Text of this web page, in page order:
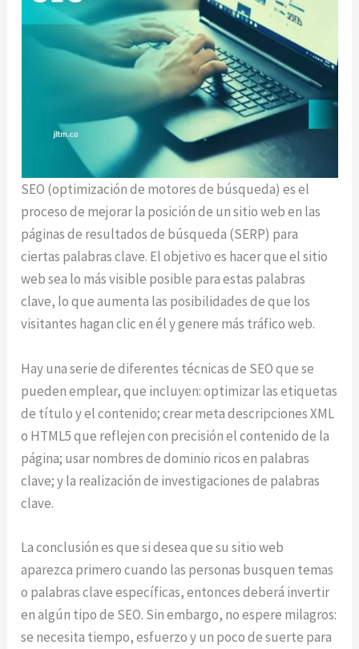
SEO (optimización de motores de búsqueda) es el
proceso de mejorar la posición de un sitio web en las
páginas de resultados de búsqueda (SERP) para
ciertas palabras clave. El objetivo es hacer que el sitio
web sea lo más visible posible para estas palabras
clave, lo que aumenta las posibilidades de que los
visitantes hagan clic en él y genere más tráfico web.
Hay una serie de diferentes técnicas de SEO que se
pueden emplear, que incluyen: optimizar las etiquetas
de título y el contenido; crear meta descripciones XML
o HTML5 que reflejen con precisión el contenido de la
página; usar nombres de dominio ricos en palabras
clave; y la realización de investigaciones de palabras
clave.
La conclusión es que si desea que su sitio web
aparezca primero cuando las personas busquen temas
o palabras clave específicas, entonces deberá invertir
en algún tipo de SEO. Sin embargo, no espere milagros:
se necesita tiempo, esfuerzo y un poco de suerte para